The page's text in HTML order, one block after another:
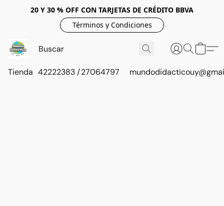
20 Y 30 % OFF CON TARJETAS DE CRÉDITO BBVA
Términos y Condiciones
Tienda 42222383 / 27064797